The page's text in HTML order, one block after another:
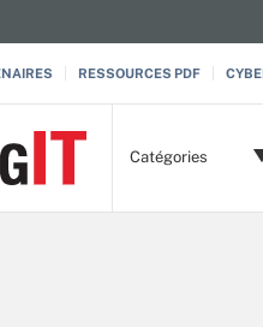
RESSOURCES PDF
Catégories